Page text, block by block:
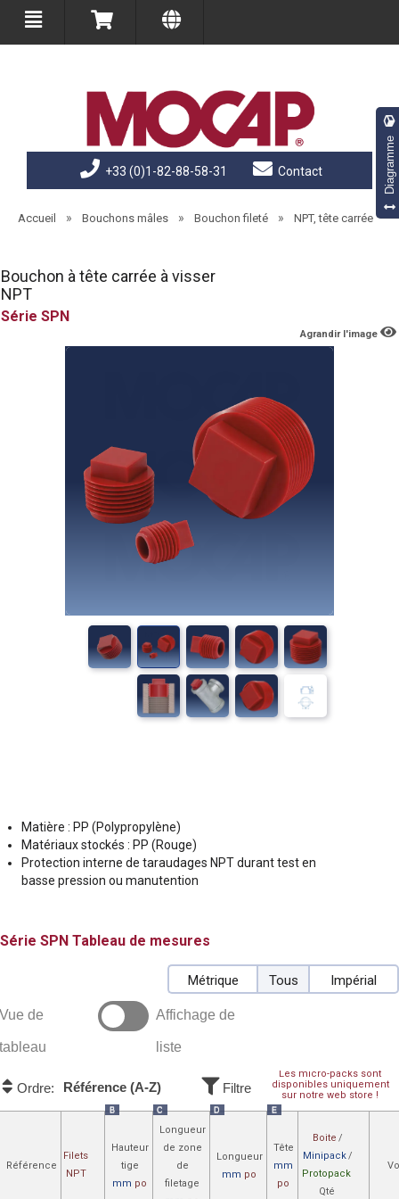
+33 (0)1-82-88-58-31 Contact
Accueil » Bouchons mâles » Bouchon fileté » NPT, tête carrée
Bouchon à tête carrée à visser
NPT
SPN
Agrandir l'image
Matière : PP (Polypropylène)
Matériaux stockés : PP (Rouge)
Protection interne de taraudages NPT durant test en
basse pression ou manutention
SPN Tableau de mesures
Métrique Tous Impérial
Vue de
tableau
Affichage de
liste
Les micro-packs sont
disponibles uniquement
sur notre web store !
Ordre: Référence (A-Z) Filtre
Référence
Filets
NPT
B
Hauteur
tige
mm po
C
Longueur
de zone
de
filetage
D
Longueur
mm po
E
Tête
mm
po
Boite /
Minipack/
Protopack
Qté
Diagramme